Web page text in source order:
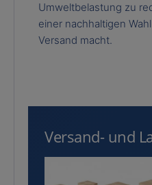
Umweltbelastung zu
einer nachhaltigen
Versand macht.
Versand- und